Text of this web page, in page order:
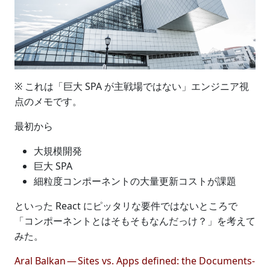
※ これは「巨大 SPA が主戦場ではない」エンジニア視
点のメモです。
最初から
大規模開発
巨大 SPA
細粒度コンポーネントの大量更新コストが課題
といった React にピッタリな要件ではないところで
「コンポーネントとはそもそもなんだっけ？」を考えて
みた。
Aral Balkan — Sites vs. Apps defined: the Documents‐